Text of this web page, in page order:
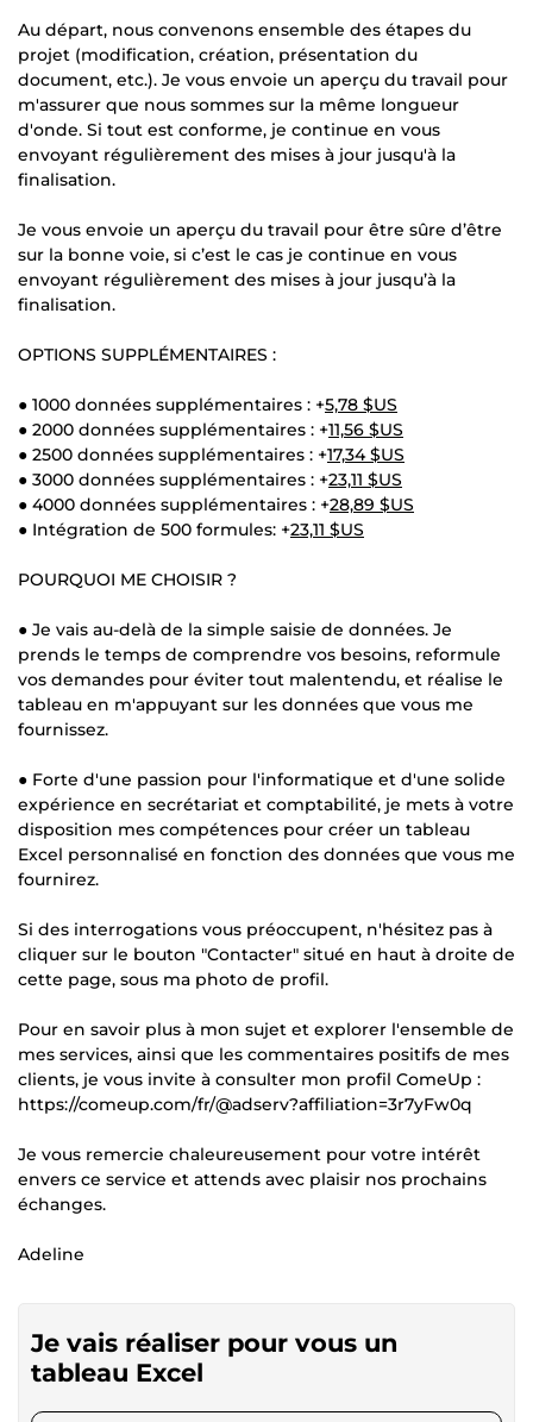
Au départ, nous convenons ensemble des étapes du
projet (modification, création, présentation du
document, etc.). Je vous envoie un aperçu du travail pour
m'assurer que nous sommes sur la même longueur
d'onde. Si tout est conforme, je continue en vous
envoyant régulièrement des mises à jour jusqu'à la
finalisation.
Je vous envoie un aperçu du travail pour être sûre d’être
sur la bonne voie, si c’est le cas je continue en vous
envoyant régulièrement des mises à jour jusqu’à la
finalisation.
OPTIONS SUPPLÉMENTAIRES :
● 1000 données supplémentaires : +5,78 $US
● 2000 données supplémentaires : +11,56 $US
● 2500 données supplémentaires : +17,34 $US
● 3000 données supplémentaires : +23,11 $US
● 4000 données supplémentaires : +28,89 $US
● Intégration de 500 formules: +23,11 $US
POURQUOI ME CHOISIR ?
● Je vais au-delà de la simple saisie de données. Je
prends le temps de comprendre vos besoins, reformule
vos demandes pour éviter tout malentendu, et réalise le
tableau en m'appuyant sur les données que vous me
fournissez.
● Forte d'une passion pour l'informatique et d'une solide
expérience en secrétariat et comptabilité, je mets à votre
disposition mes compétences pour créer un tableau
Excel personnalisé en fonction des données que vous me
fournirez.
Si des interrogations vous préoccupent, n'hésitez pas à
cliquer sur le bouton "Contacter" situé en haut à droite de
cette page, sous ma photo de profil.
Pour en savoir plus à mon sujet et explorer l'ensemble de
mes services, ainsi que les commentaires positifs de mes
clients, je vous invite à consulter mon profil ComeUp :
https://comeup.com/fr/@adserv?affiliation=3r7yFw0q
Je vous remercie chaleureusement pour votre intérêt
envers ce service et attends avec plaisir nos prochains
échanges.
Adeline
Je vais réaliser pour vous un
tableau Excel